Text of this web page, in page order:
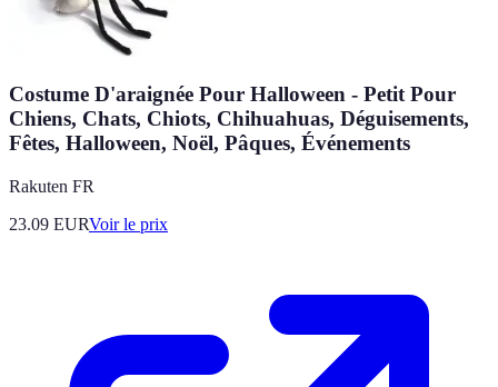
Costume D'araignée Pour Halloween - Petit Pour
Chiens, Chats, Chiots, Chihuahuas, Déguisements,
Fêtes, Halloween, Noël, Pâques, Événements
Rakuten FR
23.09 EURVoir le prix